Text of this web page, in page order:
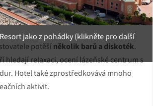
jako z pohádky (klikněte pro další
potěšíněkolik barů a diskoték.
hledají relaxaci, ocení lázeňské centrum s
Hotel také zprostředkovává mnoho
aktivit.